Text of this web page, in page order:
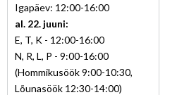
Igapäev: 12:00-16:00
al. 22. juuni:
E, T, K - 12:00-16:00
N, R, L, P - 9:00-16:00
(Hommikusöök 9:00-10:30,
Lõunasöök 12:30-14:00)